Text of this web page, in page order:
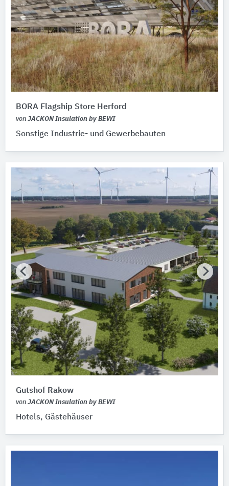
BORA Flagship Store Herford
von JACKON Insulation by BEWI
Sonstige Industrie- und Gewerbebauten
Gutshof Rakow
von JACKON Insulation by BEWI
Hotels, Gästehäuser